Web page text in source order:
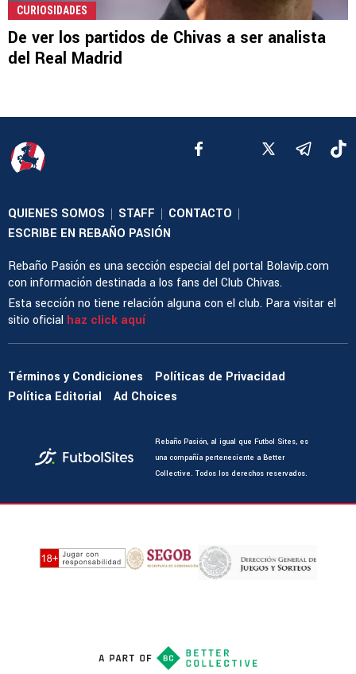
CURIOSIDADES
De ver los partidos de Chivas a ser analista
del Real Madrid
QUIENES SOMOS | STAFF | CONTACTO |
ESCRIBE EN REBAÑO PASIÓN
Rebaño Pasión es una sección especial del portal Bolavip.com
con información destinada a los fans del Club Chivas.
Esta sección no tiene relación alguna con el club. Para visitar el
sitio oficial haz click aquí
Términos y Condiciones
Políticas de Privacidad
Política Editorial
Ad Choices
Rebaño Pasión, al igual que Futbol Sites, es
una compañía perteneciente a Better
Collective. Todos los derechos reservados.